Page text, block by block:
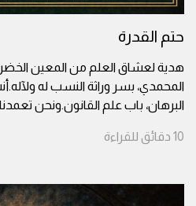
حتم القدرة
هدية لعشاق العلم من المعين
المحمدي، بسر وراثة النسب له
البرهان، باب علم القانون.ونحن تعمدنا
10 دقائق للقراءة